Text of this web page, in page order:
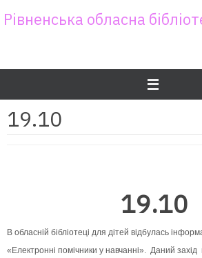
toРівненська обласна
19.10
19.10
В обласній бібліотеці для дітей відбулась
«Електронні помічники у навчанні». Даний